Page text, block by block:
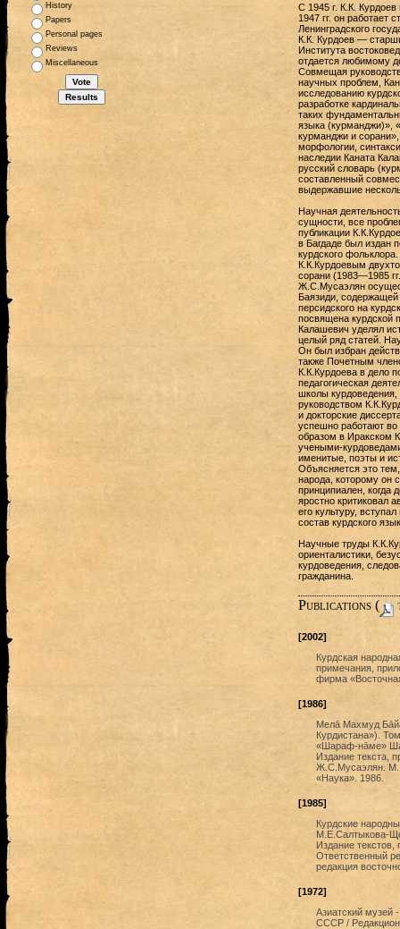
History
Papers
Personal pages
Reviews
Miscellaneous
С 1945 г. К.К.
1947 гг. он работает
Ленинградского
К.К. Курдоев —
Института
отдается любимому
Совмещая
научных проблем,
исследованию
разработке
таких
языка (курманджи)»,
курманджи и
морфологии,
наследии Каната
русский словарь
составленный
выдержавшие
Научная
сущности, все
публикации
в Багдаде был издан
курдского
К.К.Курдоевым
сорани (1983—1985
Ж.С.Мусаэлян
Баязиди,
персидского на
посвящена курдской
Калашевич уделял
целый ряд статей.
Он был избран
также Почетным
К.К.Курдоева в дело
педагогическая
школы курдоведения,
руководством
и докторские
успешно работают
образом в Иракском
учеными-
именитые, поэты и
Объясняется это
народа, которому он
принципиален, когда
яростно критиковал
его культуру,
состав курдского
Научные труды
ориенталистики,
курдоведения,
гражданина.
Publications (
[2002]
Курдская
примечания,
фирма
[1986]
Мелā Махмуд
Курдистана»).
«Шараф-нāме»
Издание текста,
Ж.С.Мусаэлян. М.:
«Наука». 1986.
[1985]
Курдские
М.Е.Салтыкова-
Издание
Ответственный
редакция
[1972]
Азиатский музей
СССР /